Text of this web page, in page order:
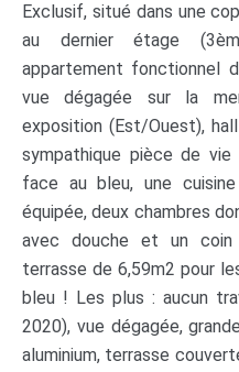
Exclusif, situé dans une
au dernier étage
appartement fonctionnel
vue dégagée sur la
exposition (Est/Ouest),
sympathique pièce de
face au bleu, une
équipée, deux chambres
avec douche et un coin
terrasse de 6,59m2 pour
bleu ! Les plus : aucun
2020), vue dégagée,
aluminium, terrasse